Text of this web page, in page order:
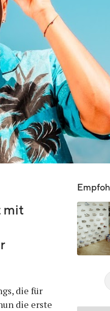
mit
die für
die erste